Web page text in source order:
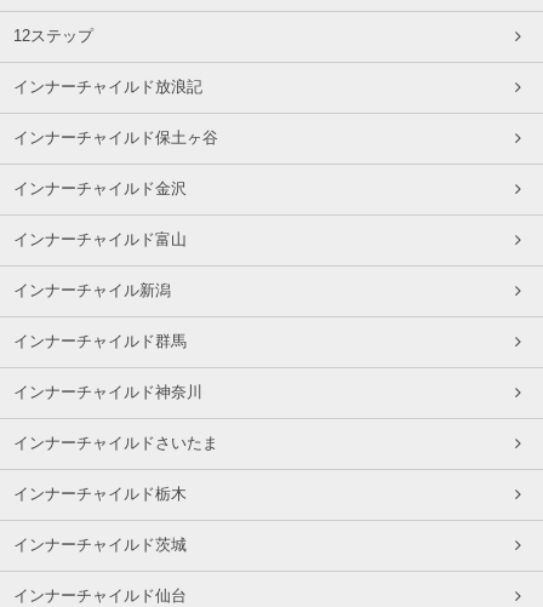
12ステップ
インナーチャイルド放浪記
インナーチャイルド保土ヶ谷
インナーチャイルド金沢
インナーチャイルド富山
インナーチャイル新潟
インナーチャイルド群馬
インナーチャイルド神奈川
インナーチャイルドさいたま
インナーチャイルド栃木
インナーチャイルド茨城
インナーチャイルド仙台